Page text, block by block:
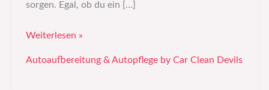
sorgen. Egal, ob du ein […]
Weiterlesen »
Autoaufbereitung & Autopflege by Car Clean Devils